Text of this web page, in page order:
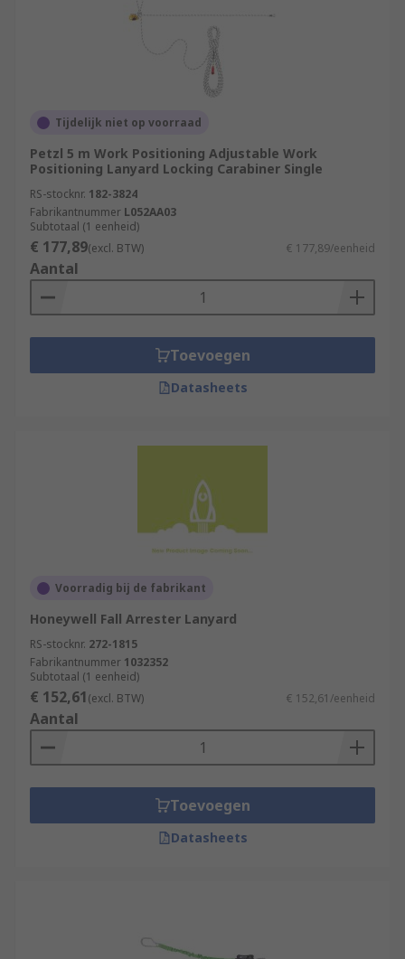
Tijdelijk niet op voorraad
Petzl 5 m Work Positioning Adjustable Work
Positioning Lanyard Locking Carabiner Single
RS-stocknr. 182-3824
Fabrikantnummer L052AA03
Subtotaal (1 eenheid)
€ 177,89(excl. BTW) € 177,89/eenheid
Aantal
Toevoegen
Datasheets
Voorradig bij de fabrikant
Honeywell Fall Arrester Lanyard
RS-stocknr. 272-1815
Fabrikantnummer 1032352
Subtotaal (1 eenheid)
€ 152,61(excl. BTW) € 152,61/eenheid
Aantal
Toevoegen
Datasheets